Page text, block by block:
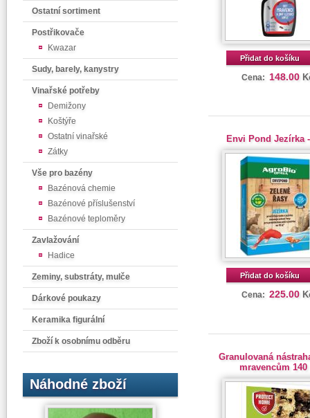
Ostatní sortiment
Postřikovače
Kwazar
Sudy, barely, kanystry
Vinařské potřeby
Demižony
Koštýře
Ostatní vinařské
Zátky
Vše pro bazény
Bazénová chemie
Bazénové příslušenství
Bazénové teploměry
Zavlažování
Hadice
Zeminy, substráty, mulče
Dárkové poukazy
Keramika figurální
Zboží k osobnímu odběru
Náhodné zboží
Přidat do košíku
Cena: 148.00
Envi Pond Jezírka
Přidat do košíku
Cena: 225.00
Granulovaná
mravencům 140